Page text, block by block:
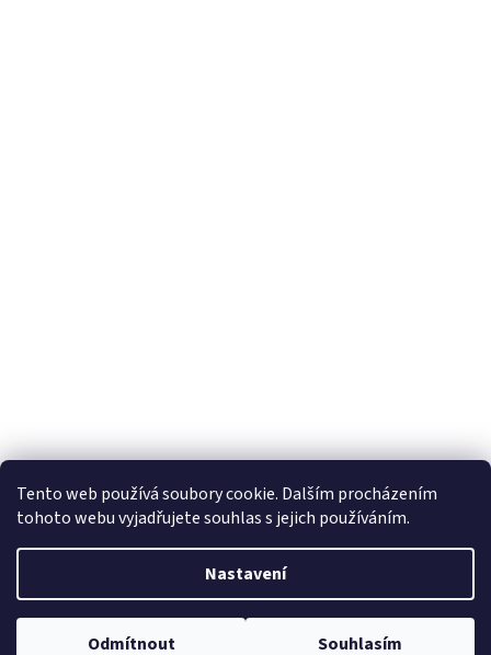
Tento web používá soubory cookie. Dalším procházením
tohoto webu vyjadřujete souhlas s jejich používáním.
Nastavení
Odmítnout Souhlasím